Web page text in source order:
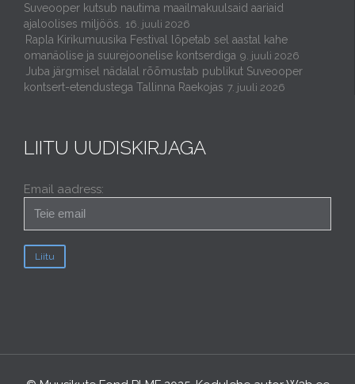
Suveooper kutsub nautima maailmakuulsaid aariaid
ajaloolises miljöös.
16. juuli 2026
Rapla Kirikumuusika Festival lõpetab sel aastal kahe
omanäolise ja suurejoonelise kontserdiga 9. juuli 2026
Juba järgmisel nädalal rõõmustab publikut Suveooper
kontsert-etendustega Tallinna Raekojas 7. juuli 2026
LIITU UUDISKIRJAGA
Email aadress: